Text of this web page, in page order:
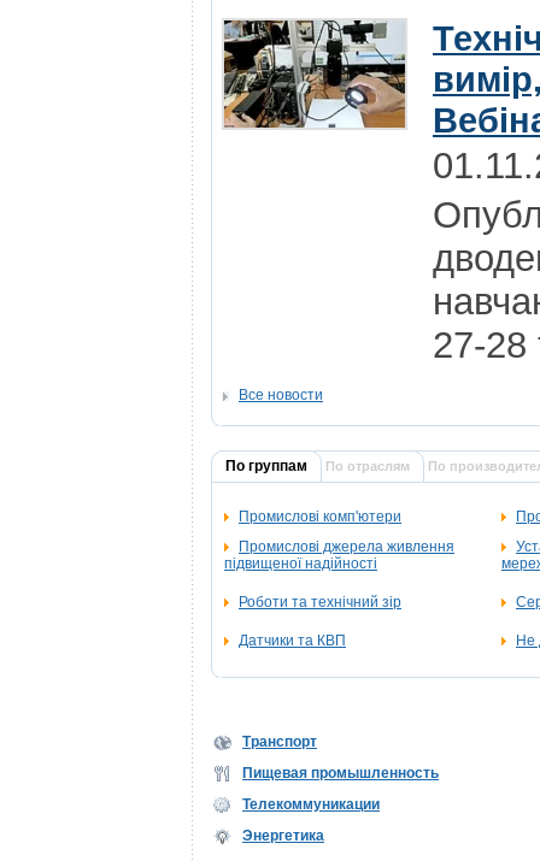
27-28
Все новости
По группам По отраслям По
Промислові комп'ютери
Промислові джерела живлення
підвищеної надійності
Роботи та технічний зір
Датчики та КВП Не
Транспорт
Пищевая промышленность
Телекоммуникации
Энергетика